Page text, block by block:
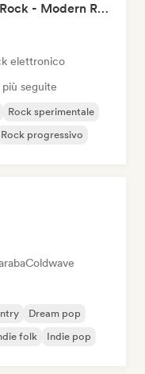
Rock Music - Classic Rock - Modern Rock
elettronico
seguite
Rock sperimentale
Rock progressivo
Coldwave
Dream pop
folk Indie pop